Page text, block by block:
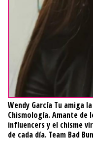
Wendy García Tu amiga
Chismología. Amante de
influencers y el chisme
de cada día. Team Bad